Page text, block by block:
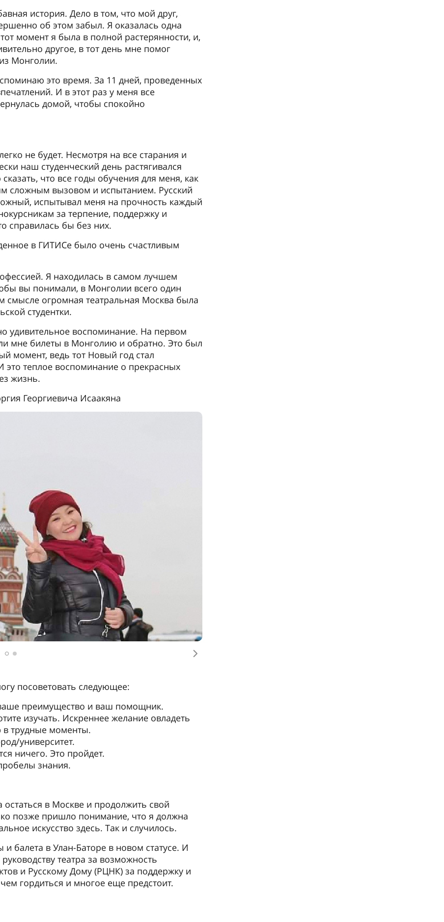
история. Дело в том, что мой друг,
об этом забыл. Я оказалась одна
момент я была в полной растерянности, и,
другое, в тот день мне помог
Монголии.
это время. За 11 дней, проведенных
И в этот раз у меня все
домой, чтобы спокойно
не будет. Несмотря на все старания и
наш студенческий день растягивался
что все годы обучения для меня, как
сложным вызовом и испытанием. Русский
испытывал меня на прочность каждый
за терпение, поддержку и
справилась бы без них.
в ГИТИСе было очень счастливым
Я находилась в самом лучшем
вы понимали, в Монголии всего один
смысле огромная театральная Москва была
студентки.
удивительное воспоминание. На первом
мне билеты в Монголию и обратно. Это был
момент, ведь тот Новый год стал
теплое воспоминание о прекрасных
жизнь.
Георгиевича Исаакяна
посоветовать следующее:
преимущество и ваш помощник.
изучать. Искреннее желание овладеть
трудные моменты.
университет.
ничего. Это пройдет.
знания.
в Москве и продолжить свой
позже пришло понимание, что я должна
искусство здесь. Так и случилось.
балета в Улан-Баторе в новом статусе. И
театра за возможность
и Русскому Дому (РЦНК) за поддержку и
гордиться и многое еще предстоит.
государственный
Санкт-Петербургский